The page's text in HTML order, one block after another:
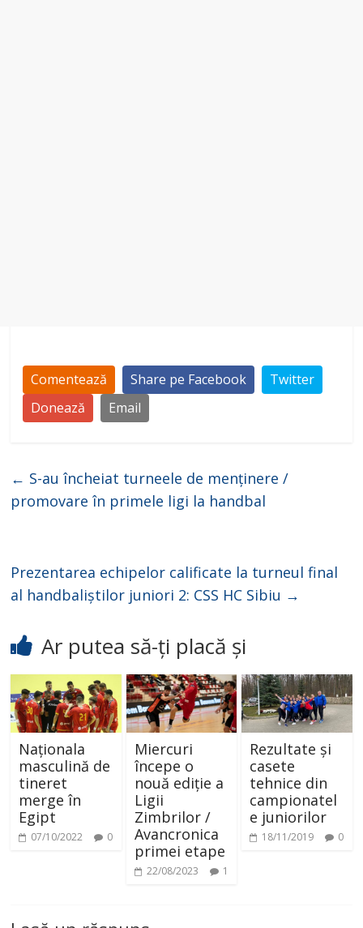
Comentează Share pe Facebook
Twitter
Donează
Email
← S-au încheiat turneele de menținere /
promovare în primele ligi la handbal
Prezentarea echipelor calificate la turneul final
al handbaliștilor juniori 2: CSS HC Sibiu →
Ar putea să-ți placă și
Naționala
masculină de
tineret
merge în
Egipt
07/10/2022 0
Miercuri
începe o
nouă ediție a
Ligii
Zimbrilor /
Avancronica
primei etape
22/08/2023 1
Rezultate și
casete
tehnice din
campionatel
e juniorilor
18/11/2019 0